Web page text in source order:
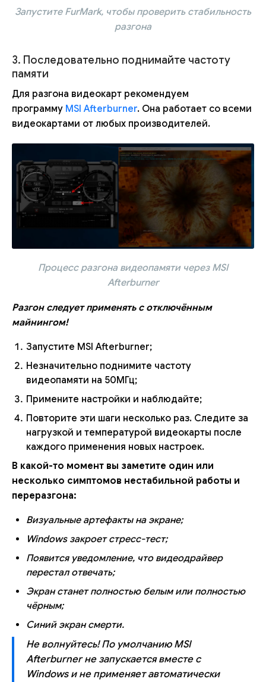
Запустите FurMark, чтобы проверить стабильность
разгона
3. Последовательно поднимайте частоту
памяти
Для разгона видеокарт рекомендуем
программу MSI Afterburner. Она работает со всеми
видеокартами от любых производителей.
Процесс разгона видеопамяти через MSI
Afterburner
Разгон следует применять с отключённым
майнингом!
Запустите MSI Afterburner;
Незначительно поднимите частоту
видеопамяти на 50МГц;
Примените настройки и наблюдайте;
Повторите эти шаги несколько раз. Следите за
нагрузкой и температурой видеокарты после
каждого применения новых настроек.
В какой-то момент вы заметите один или
несколько симптомов нестабильной работы и
переразгона:
Визуальные артефакты на экране;
Windows закроет стресс-тест;
Появится уведомление, что видеодрайвер
перестал отвечать;
Экран станет полностью белым или полностью
чёрным;
Синий экран смерти.
Не волнуйтесь! По умолчанию MSI
Afterburner не запускается вместе с
Windows и не применяет автоматически